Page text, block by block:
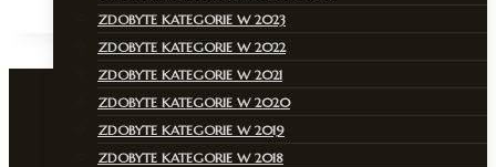
ZDOBYTE KATEGORIE W 2023
ZDOBYTE KATEGORIE W 2022
ZDOBYTE KATEGORIE W 2021
ZDOBYTE KATEGORIE W 2020
ZDOBYTE KATEGORIE W 2019
ZDOBYTE KATEGORIE W 2018